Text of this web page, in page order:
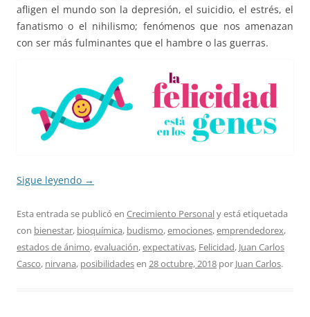
afligen el mundo son la depresión, el suicidio, el estrés, el
fanatismo o el nihilismo; fenómenos que nos amenazan
con ser más fulminantes que el hambre o las guerras.
Sigue leyendo →
Esta entrada se publicó en Crecimiento Personaly está etiquetada
con bienestar, bioquímica, budismo,emociones,emprendedorex,
estados de ánimo,evaluación,expectativas, Felicidad, Juan Carlos
Casco, nirvana, posibilidadesen 28 octubre, 2018 por Juan Carlos.